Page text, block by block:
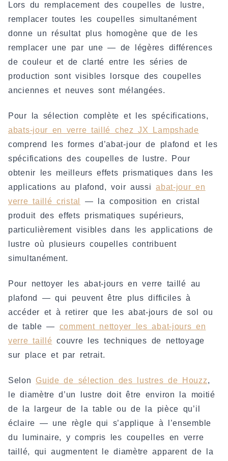
Lors du remplacement des coupelles de lustre,
remplacer toutes les coupelles simultanément
donne un résultat plus homogène que de les
remplacer une par une — de légères différences
de couleur et de clarté entre les séries de
production sont visibles lorsque des coupelles
anciennes et neuves sont mélangées.
Pour la sélection complète et les spécifications,
abats-jour en verre taillé chez JX Lampshade
comprend les formes d’abat-jour de plafond et les
spécifications des coupelles de lustre. Pour
obtenir les meilleurs effets prismatiques dans les
applications au plafond, voir aussiabat-jour en
verre taillé cristal
— la composition en cristal
produit des effets prismatiques supérieurs,
particulièrement visibles dans les applications de
lustre où plusieurs coupelles contribuent
simultanément.
Pour nettoyer les abat-jours en verre taillé au
plafond — qui peuvent être plus difficiles à
accéder et à retirer que les abat-jours de sol ou
de table — comment nettoyer les abat-jours en
verre taillé couvre les techniques de nettoyage
sur place et par retrait.
Selon Guide de sélection des lustres de Houzz,
le diamètre d’un lustre doit être environ la moitié
de la largeur de la table ou de la pièce qu’il
éclaire — une règle qui s’applique à l’ensemble
du luminaire, y compris les coupelles en verre
taillé, qui augmentent le diamètre apparent de la